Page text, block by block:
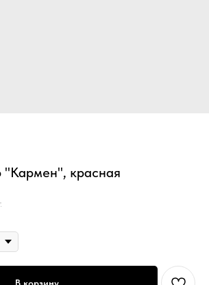
"Кармен", красная
В корзину